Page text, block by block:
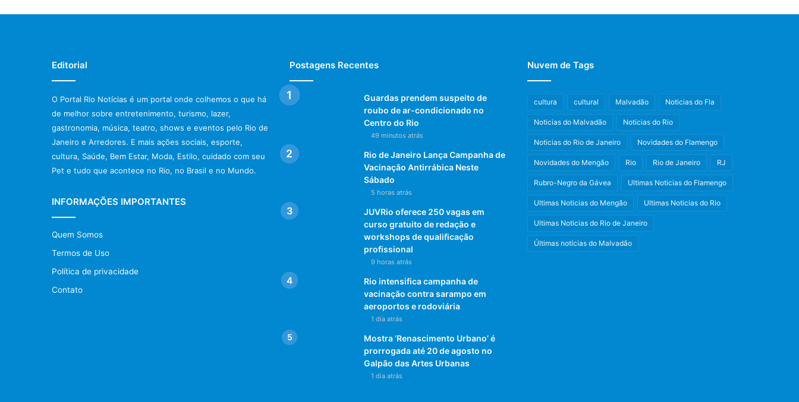
Editorial
O Portal Rio Notícias é um portal onde colhemos o que há
de melhor sobre entretenimento, turismo, lazer,
gastronomia, música, teatro, shows e eventos pelo Rio de
Janeiro e Arredores. E mais ações sociais, esporte,
cultura, Saúde, Bem Estar, Moda, Estilo, cuidado com seu
Pet e tudo que acontece no Rio, no Brasil e no Mundo.
INFORMAÇÕES IMPORTANTES
Quem Somos
Termos de Uso
Política de privacidade
Contato
Postagens Recentes
Guardas prendem suspeito de
roubo de ar-condicionado no
Centro do Rio
49 minutos atrás
Rio de Janeiro Lança Campanha de
Vacinação Antirrábica Neste
Sábado
5 horas atrás
JUVRio oferece 250 vagas em
curso gratuito de redação e
workshops de qualificação
profissional
9 horas atrás
Rio intensifica campanha de
vacinação contra sarampo em
aeroportos e rodoviária
1 dia atrás
Mostra ‘Renascimento Urbano’ é
prorrogada até 20 de agosto no
Galpão das Artes Urbanas
1 dia atrás
Nuvem de Tags
cultura cultural Malvadão Noticias do Fla
Noticias do Malvadão Noticias do Rio
Noticias do Rio de Janeiro Novidades do Flamengo
Novidades do Mengão Rio Rio de Janeiro RJ
Rubro-Negro da Gávea Ultimas Noticias do Flamengo
Ultimas Noticias do Mengão Ultimas Noticias do Rio
Ultimas Noticias do Rio de Janeiro
Últimas notícias do Malvadão